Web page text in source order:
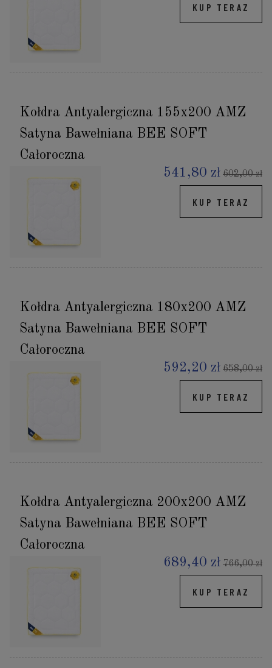
KUP TERAZ
Kołdra Antyalergiczna 155x200 AMZ
Satyna Bawełniana BEE SOFT
Całoroczna
541,80 zł 602,00 zł
KUP TERAZ
Kołdra Antyalergiczna 180x200 AMZ
Satyna Bawełniana BEE SOFT
Całoroczna
592,20 zł 658,00 zł
KUP TERAZ
Kołdra Antyalergiczna 200x200 AMZ
Satyna Bawełniana BEE SOFT
Całoroczna
689,40 zł 766,00 zł
KUP TERAZ